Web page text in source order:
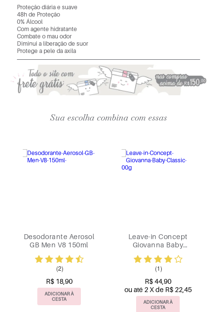
Proteção diária e suave
48h de Proteção
0% Álcool
Com agente hidratante
Combate o mau odor
Diminui a liberação de suor
Protege a pele da axila
Sua escolha combina com essas
Leave-in Concept
Giovanna Baby
(1)
R$ 44,90
ou até 2 X de R$ 22,45
ADICIONAR À
Colônia Bia 100ml
(3)
R$ 110,00
ou até 5 X de R$ 22,00
ADICIONAR À
CESTA